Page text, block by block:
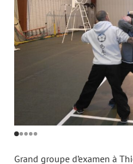
Grand groupe d’examen à